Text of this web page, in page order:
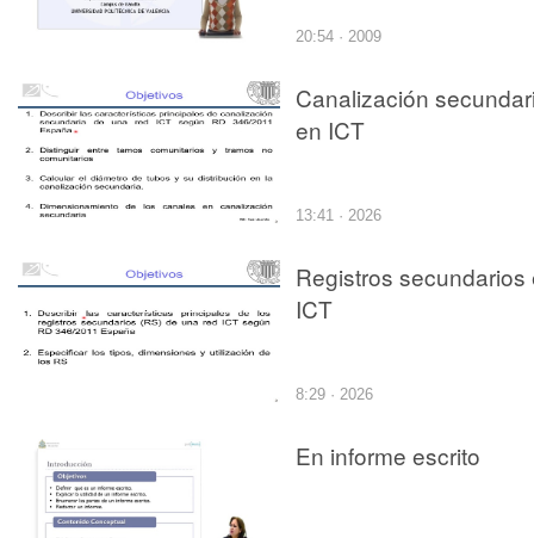
20:54 · 2009
Canalización
en ICT
13:41 · 2026
Registros secundarios
ICT
8:29 · 2026
En informe escrito